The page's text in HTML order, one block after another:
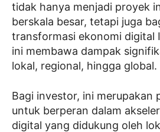
tidak hanya menjadi proyek
berskala besar, tetapi juga
transformasi ekonomi digital
ini membawa dampak
lokal, regional, hingga global.
Bagi investor, ini merupakan
untuk berperan dalam
digital yang didukung oleh